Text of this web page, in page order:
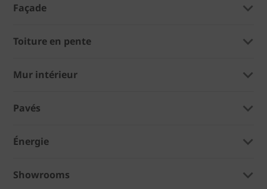
Façade
Toiture en pente
Mur intérieur
Pavés
Énergie
Showrooms